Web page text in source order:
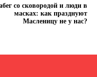
со сковородой и люди в
масках: как празднуют
Масленицу не у нас?